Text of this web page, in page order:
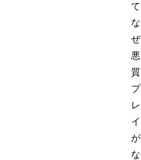
て
な
ぜ
悪
質
プ
レ
イ
が
な